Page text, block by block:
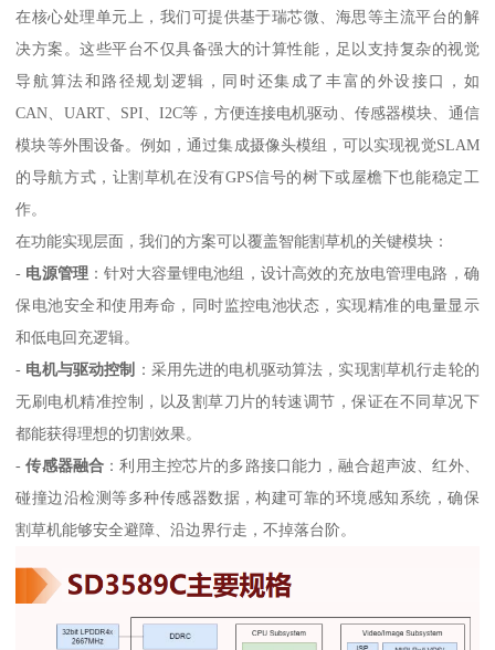
在核心处理单元上，我们可提供基于瑞芯微、海思等主流平台的解
决方案。这些平台不仅具备强大的计算性能，足以支持复杂的视觉
导航算法和路径规划逻辑，同时还集成了丰富的外设接口，如
CAN、UART、SPI、I2C等，方便连接电机驱动、传感器模块、通信
模块等外围设备。例如，通过集成摄像头模组，可以实现视觉SLAM
的导航方式，让割草机在没有GPS信号的树下或屋檐下也能稳定工
作。
在功能实现层面，我们的方案可以覆盖智能割草机的关键模块：
- 电源管理 ：针对大容量锂电池组，设计高效的充放电管理电路，确
保电池安全和使用寿命，同时监控电池状态，实现精准的电量显示
和低电回充逻辑。
- 电机与驱动控制
：采用先进的电机驱动算法，实现割草机行走轮的
无刷电机精准控制，以及割草刀片的转速调节，保证在不同草况下
都能获得理想的切割效果。
-传感器融合 ：利用主控芯片的多路接口能力，融合超声波、红外、
碰撞边沿检测等多种传感器数据，构建可靠的环境感知系统，确保
割草机能够安全避障、沿边界行走，不掉落台阶。